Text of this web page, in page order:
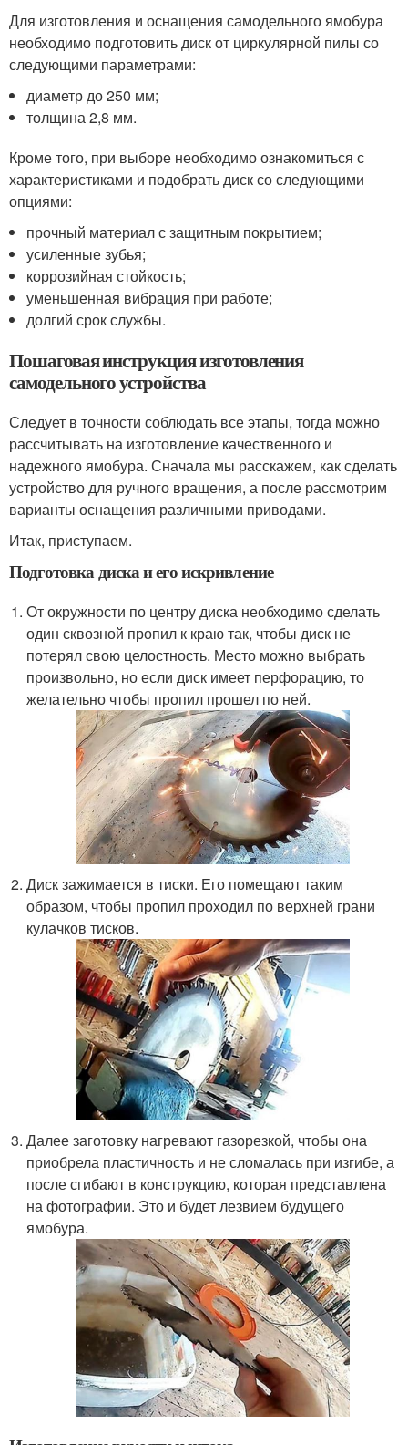
Для изготовления и оснащения самодельного ямобура
необходимо подготовить диск от циркулярной пилы со
следующими параметрами:
диаметр до 250 мм;
толщина 2,8 мм.
Кроме того, при выборе необходимо ознакомиться с
характеристиками и подобрать диск со следующими
опциями:
прочный материал с защитным покрытием;
усиленные зубья;
коррозийная стойкость;
уменьшенная вибрация при работе;
долгий срок службы.
Пошаговая инструкция изготовления
самодельного устройства
Следует в точности соблюдать все этапы, тогда можно
рассчитывать на изготовление качественного и
надежного ямобура. Сначала мы расскажем, как сделать
устройство для ручного вращения, а после рассмотрим
варианты оснащения различными приводами.
Итак, приступаем.
Подготовка диска и его искривление
От окружности по центру диска необходимо сделать
один сквозной пропил к краю так, чтобы диск не
потерял свою целостность. Место можно выбрать
произвольно, но если диск имеет перфорацию, то
желательно чтобы пропил прошел по ней.
Диск зажимается в тиски. Его помещают таким
образом, чтобы пропил проходил по верхней грани
кулачков тисков.
Далее заготовку нагревают газорезкой, чтобы она
приобрела пластичность и не сломалась при изгибе, а
после сгибают в конструкцию, которая представлена
на фотографии. Это и будет лезвием будущего
ямобура.